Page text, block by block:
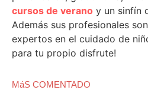
cursos de verano y un sinfín
Además sus profesionales
expertos en el cuidado de
para tu propio disfrute!
MáS COMENTADO